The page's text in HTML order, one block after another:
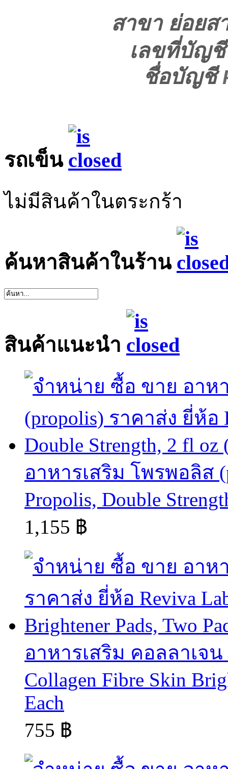
สาขา ย่อยส
เลขที่บัญ
ชื่อบัญชี
รถเข็น
ไม่มีสินค้าในตระกร้า
ค้นหาสินค้าในร้าน
สินค้าแนะนำ
อาหารเสริม โพรพอลิส
Propolis, Double
1,155 ฿
อาหารเสริม คอลลาเจน
Collagen Fibre Skin
Each
755 ฿